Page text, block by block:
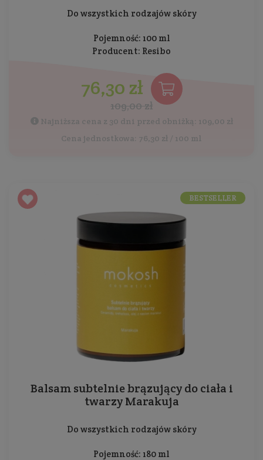
Do wszystkich rodzajów skóry
Pojemność: 100 ml
Producent: Resibo
76,30 zł
109,00 zł
Najniższa cena z 30 dni przed obniżką: 109,00 zł
Cena jednostkowa: 76,30 zł / 100 ml
Balsam subtelnie brązujący do ciała i
twarzy Marakuja
Do wszystkich rodzajów skóry
Pojemność: 180 ml
BESTSELLER